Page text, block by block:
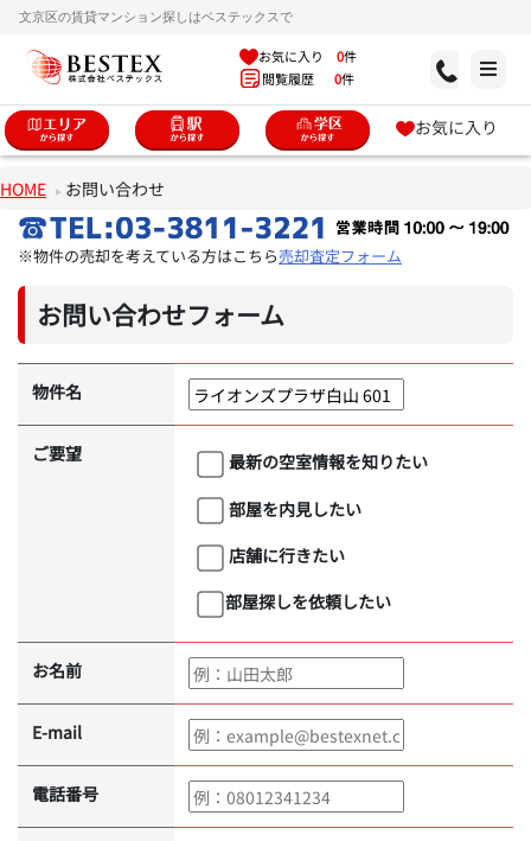
文京区の賃貸マンション探しはベステックスで
お気に入り 0件
閲覧履歴 0件
お気に入り
HOME お問い合わせ
※物件の売却を考えている方はこちら売却査定フォーム
お問い合わせフォーム
物件名
ご要望
最新の空室情報を知りたい
部屋を内見したい
店舗に行きたい
部屋探しを依頼したい
お名前
E-mail
電話番号